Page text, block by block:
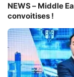
NEWS – Middle
convoitises !